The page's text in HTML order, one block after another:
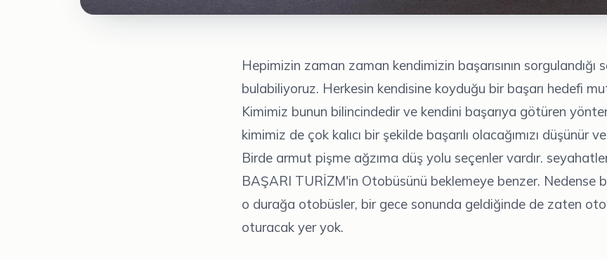
Hepimizin zaman zaman kendimizin başarısının sorgulandığı
bulabiliyoruz. Herkesin kendisine koyduğu bir başarı hedefi
Kimimiz bunun bilincindedir ve kendini başarıya götüren
kimimiz de çok kalıcı bir şekilde başarılı olacağımızı düşünür
Birde armut pişme ağzıma düş yolu seçenler vardır.
BAŞARI TURİZM'in Otobüsünü beklemeye benzer. Nedense
o durağa otobüsler, bir gece sonunda geldiğinde de zaten
oturacak yer yok.